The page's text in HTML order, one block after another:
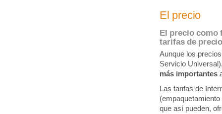
El precio
El precio como
tarifas de
Aunque los
Servicio
más importantes
Las tarifas de
que así pueden,